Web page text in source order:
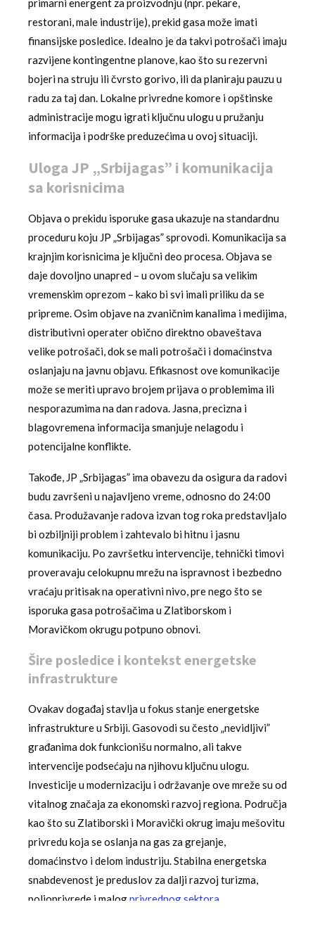
primarni energent za proizvodnju (npr. pekare,
restorani, male industrije), prekid gasa može imati
finansijske posledice. Idealno je da takvi potrošači imaju
razvijene kontingentne planove, kao što su rezervni
bojeri na struju ili čvrsto gorivo, ili da planiraju pauzu u
radu za taj dan. Lokalne privredne komore i opštinske
administracije mogu igrati ključnu ulogu u pružanju
informacija i podrške preduzećima u ovoj situaciji.
Uloga JP „Srbijagas” i komunikacija
sa korisnicima
Objava o prekidu isporuke gasa ukazuje na standardnu
proceduru koju JP „Srbijagas” sprovodi. Komunikacija sa
krajnjim korisnicima je ključni deo procesa. Objava se
daje dovoljno unapred – u ovom slučaju sa velikim
vremenskim oprezom – kako bi svi imali priliku da se
pripreme. Osim objave na zvaničnim kanalima i medijima,
distributivni operater obično direktno obaveštava
velike potrošači, dok se mali potrošači i domaćinstva
oslanjaju na javnu objavu. Efikasnost ove komunikacije
može se meriti upravo brojem prijava o problemima ili
nesporazumima na dan radova. Jasna, precizna i
blagovremena informacija smanjuje nelagodu i
potencijalne konflikte.
Takođe, JP „Srbijagas” ima obavezu da osigura da radovi
budu završeni u najavljeno vreme, odnosno do 24:00
časa. Produžavanje radova izvan tog roka predstavljalo
bi ozbiljniji problem i zahtevalo bi hitnu i jasnu
komunikaciju. Po završetku intervencije, tehnički timovi
proveravaju celokupnu mrežu na ispravnost i bezbedno
vraćaju pritisak na operativni nivo, pre nego što se
isporuka gasa potrošačima u Zlatiborskom i
Moravičkom okrugu potpuno obnovi.
Šire posledice i kontekst energetske
infrastrukture
Ovakav događaj stavlja u fokus stanje energetske
infrastrukture u Srbiji. Gasovodi su često „nevidljivi”
građanima dok funkcionišu normalno, ali takve
intervencije podsećaju na njihovu ključnu ulogu.
Investicije u modernizaciju i održavanje ove mreže su od
vitalnog značaja za ekonomski razvoj regiona. Područja
kao što su Zlatiborski i Moravički okrug imaju mešovitu
privredu koja se oslanja na gas za grejanje,
domaćinstvo i delom industriju. Stabilna energetska
snabdevenost je preduslov za dalji razvoj turizma,
poljoprivrede i malogprivrednog sektora